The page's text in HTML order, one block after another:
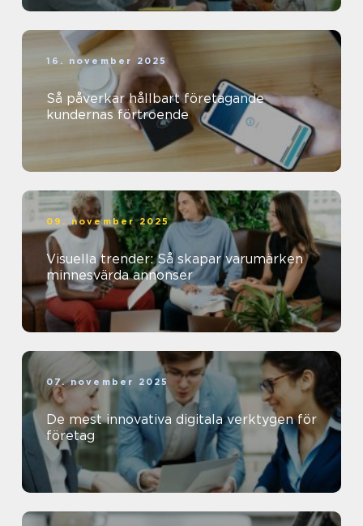
16. november 2025
Så påverkar hållbart företagande
kundernas förtroende
09. november 2025
Visuella trender: Så skapar varumärken
minnesvärda annonser
07. november 2025
De mest innovativa digitala verktygen för
företag